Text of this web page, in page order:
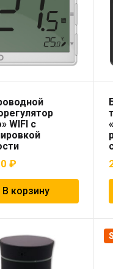
WIFI с
для
с
₽
В корзину